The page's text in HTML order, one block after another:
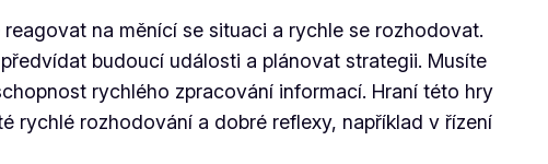
na měnící se situaci a rychle se rozhodovat.
budoucí události a plánovat strategii. Musíte
rychlého zpracování informací. Hraní této hry
rychlé rozhodování a dobré reflexy, například v řízení